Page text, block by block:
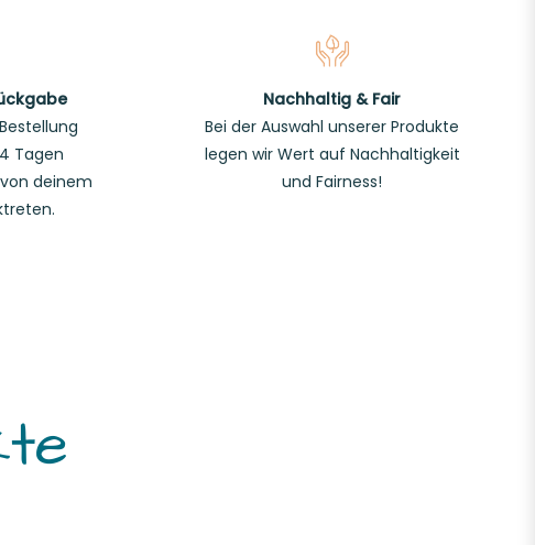
Tagen
deinem
Nachhaltig & Fair
Bei der Auswahl unserer Produkte
legen wir Wert auf Nachhaltigkeit
und Fairness!